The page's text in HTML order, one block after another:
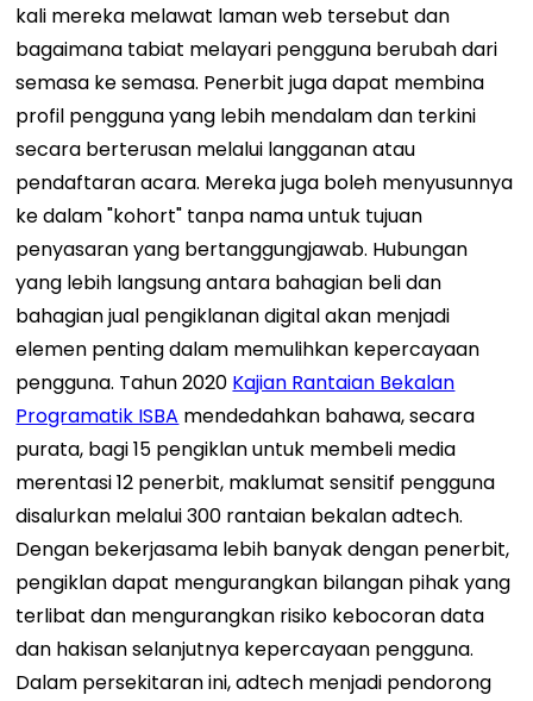
kali mereka melawat laman web tersebut dan
bagaimana tabiat melayari pengguna berubah dari
semasa ke semasa. Penerbit juga dapat membina
profil pengguna yang lebih mendalam dan terkini
secara berterusan melalui langganan atau
pendaftaran acara. Mereka juga boleh menyusunnya
ke dalam "kohort" tanpa nama untuk tujuan
penyasaran yang bertanggungjawab. Hubungan
yang lebih langsung antara bahagian beli dan
bahagian jual pengiklanan digital akan menjadi
elemen penting dalam memulihkan kepercayaan
pengguna. Tahun 2020 Kajian Rantaian Bekalan
Programatik ISBA mendedahkan bahawa, secara
purata, bagi 15 pengiklan untuk membeli media
merentasi 12 penerbit, maklumat sensitif pengguna
disalurkan melalui 300 rantaian bekalan adtech.
Dengan bekerjasama lebih banyak dengan penerbit,
pengiklan dapat mengurangkan bilangan pihak yang
terlibat dan mengurangkan risiko kebocoran data
dan hakisan selanjutnya kepercayaan pengguna.
Dalam persekitaran ini, adtech menjadi pendorong